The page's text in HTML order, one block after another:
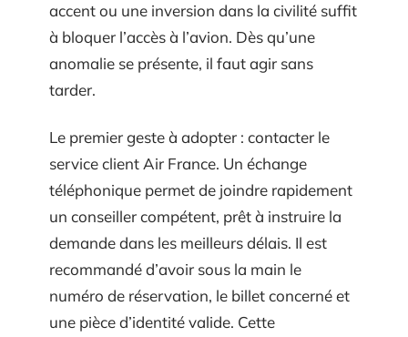
accent ou une inversion dans la civilité suffit
à bloquer l’accès à l’avion. Dès qu’une
anomalie se présente, il faut agir sans
tarder.
Le premier geste à adopter : contacter le
service client Air France. Un échange
téléphonique permet de joindre rapidement
un conseiller compétent, prêt à instruire la
demande dans les meilleurs délais. Il est
recommandé d’avoir sous la main le
numéro de réservation, le billet concerné et
une pièce d’identité valide. Cette